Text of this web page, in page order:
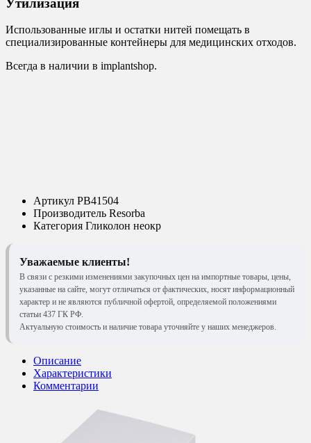
Утилизация
Использованные иглы и остатки нитей помещать в
специализированные контейнеры для медицинских отходов.
Всегда в наличии в implantshop.
Артикул PB41504
Производитель Resorba
Категория Гликолон неокр
Уважаемые клиенты!
В связи с резкими изменениями закупочных цен на импортные товары, цены,
указанные на сайте, могут отличаться от фактических, носят информационный
характер и не являются публичной офертой, определяемой положениями
статьи 437 ГК РФ.
Актуальную стоимость и наличие товара уточняйте у наших менеджеров.
Описание
Характеристики
Комментарии